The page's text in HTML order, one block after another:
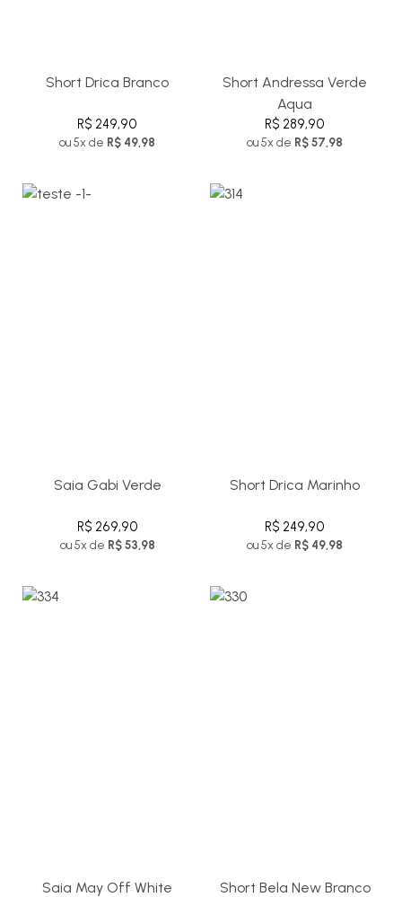
Short Drica Branco
R$ 249,90
ou 5x de R$ 49,98
Short Andressa Verde
Aqua
R$ 289,90
ou 5x de R$ 57,98
Saia Gabi Verde
R$ 269,90
ou 5x de R$ 53,98
Short Drica Marinho
R$ 249,90
ou 5x de R$ 49,98
Saia May Off White Short Bela New Branco